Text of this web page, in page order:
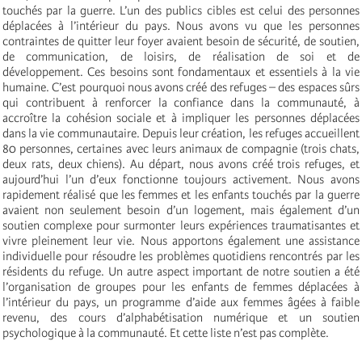
touchés par la guerre. L’un des publics cibles est celui des personnes
déplacées à l’intérieur du pays. Nous avons vu que les personnes
contraintes de quitter leur foyer avaient besoin de sécurité, de soutien,
de communication, de loisirs, de réalisation de soi et de
développement. Ces besoins sont fondamentaux et essentiels à la vie
humaine. C’est pourquoi nous avons créé des refuges – des espaces sûrs
qui contribuent à renforcer la confiance dans la communauté, à
accroître la cohésion sociale et à impliquer les personnes déplacées
dans la vie communautaire. Depuis leur création, les refuges accueillent
80 personnes, certaines avec leurs animaux de compagnie (trois chats,
deux rats, deux chiens). Au départ, nous avons créé trois refuges, et
aujourd’hui l’un d’eux fonctionne toujours activement. Nous avons
rapidement réalisé que les femmes et les enfants touchés par la guerre
avaient non seulement besoin d’un logement, mais également d’un
soutien complexe pour surmonter leurs expériences traumatisantes et
vivre pleinement leur vie. Nous apportons également une assistance
individuelle pour résoudre les problèmes quotidiens rencontrés par les
résidents du refuge. Un autre aspect important de notre soutien a été
l’organisation de groupes pour les enfants de femmes déplacées à
l’intérieur du pays, un programme d’aide aux femmes âgées à faible
revenu, des cours d’alphabétisation numérique et un soutien
psychologique à la communauté. Et cette liste n’est pas complète.